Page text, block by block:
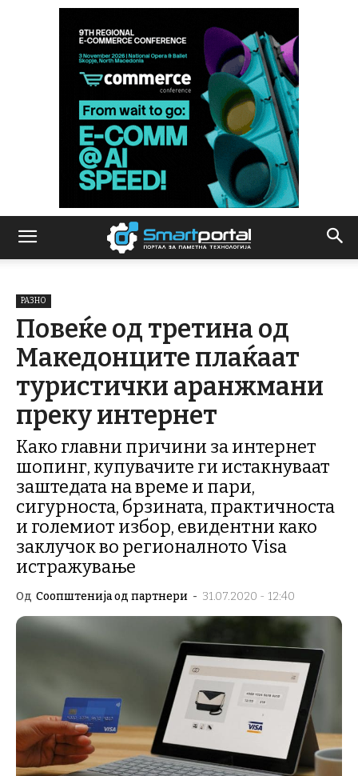
РАЗНО
Повеќе од третина од
Македонците плаќаат
туристички аранжмани
преку интернет
Како главни причини за интернет
шопинг, купувачите ги истакнуваат
заштедата на време и пари,
сигурноста, брзината, практичноста
и големиот избор, евидентни како
заклучок во регионалното Visa
истражување
Од Соопштенија од партнери - 31.07.2020 - 12:40